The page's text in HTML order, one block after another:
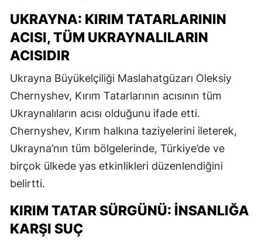
UKRAYNA: KIRIM TATARLARININ
ACISI, TÜM UKRAYNALILARIN
ACISIDIR
Ukrayna Büyükelçiliği Maslahatgüzarı Oleksiy
Chernyshev, Kırım Tatarlarının acısının tüm
Ukraynalıların acısı olduğunu ifade etti.
Chernyshev, Kırım halkına taziyelerini ileterek,
Ukrayna’nın tüm bölgelerinde, Türkiye’de ve
birçok ülkede yas etkinlikleri düzenlendiğini
belirtti.
KIRIM TATAR SÜRGÜNÜ: İNSANLIĞA
KARŞI SUÇ